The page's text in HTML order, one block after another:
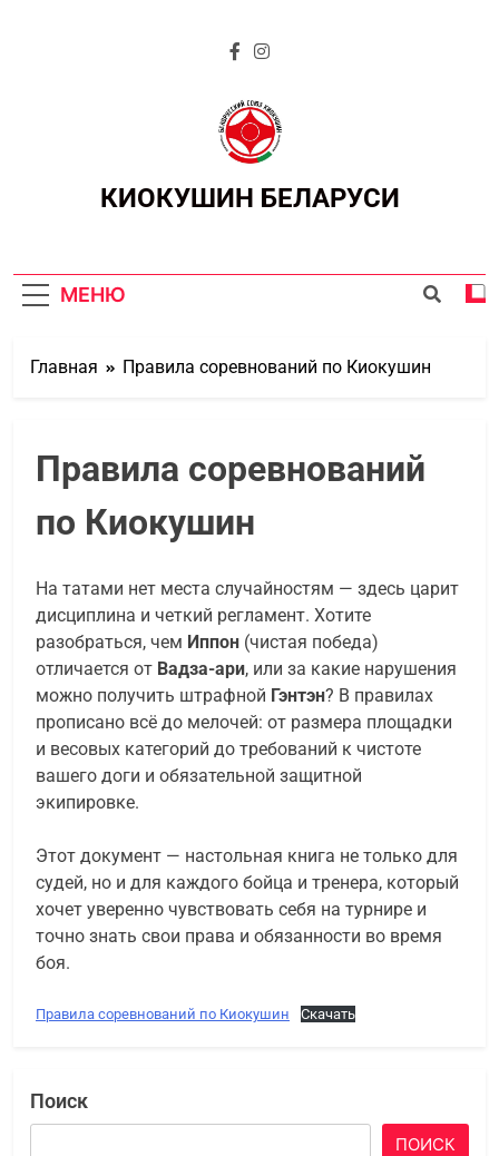
КИОКУШИН БЕЛАРУСИ
МЕНЮ
Главная Правила соревнований по Киокушин
Правила соревнований
по Киокушин
На татами нет места случайностям — здесь царит
дисциплина и четкий регламент. Хотите
разобраться, чем Иппон (чистая победа)
отличается от Вадза-ари, или за какие нарушения
можно получить штрафной Гэнтэн? В правилах
прописано всё до мелочей: от размера площадки
и весовых категорий до требований к чистоте
вашего доги и обязательной защитной
экипировке.
Этот документ — настольная книга не только для
судей, но и для каждого бойца и тренера, который
хочет уверенно чувствовать себя на турнире и
точно знать свои права и обязанности во время
боя.
Правила соревнований по Киокушин Скачать
Поиск
ПОИСК